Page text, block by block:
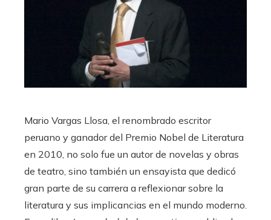
Mario Vargas Llosa, el renombrado escritor
peruano y ganador del Premio Nobel de Literatura
en 2010, no solo fue un autor de novelas y obras
de teatro, sino también un ensayista que dedicó
gran parte de su carrera a reflexionar sobre la
literatura y sus implicancias en el mundo moderno.